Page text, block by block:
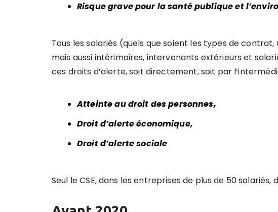
Risque grave pour la santé publique et
Tous les salariés (quels que soient les types de contrat,
mais aussi intérimaires, intervenants extérieurs et
ces droits d’alerte, soit directement, soit par
Atteinte au droit des personnes,
Droit d’alerte économique,
Droit d’alerte sociale
Seul le CSE, dans les entreprises de plus de 50 salariés,